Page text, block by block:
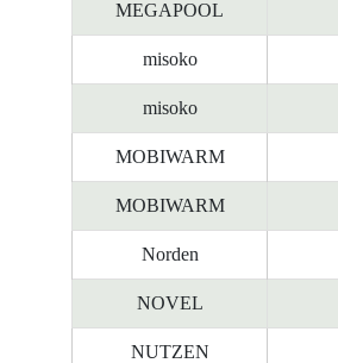
MEGAPOOL
misoko
misoko
MOBIWARM
MOBIWARM
Norden
NOVEL
NUTZEN